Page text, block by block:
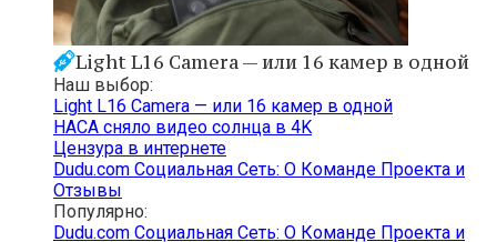
Light L16 Camera — или 16 камер в одной
Наш выбор:
Light L16 Camera — или 16 камер в одной
НАСА сняло видео солнца в 4K
Цензура в интернете
Dudu.com Cоциальная Cеть: О Команде Проекта и
Отзывы
Популярно:
Dudu.com Cоциальная Cеть: О Команде Проекта и